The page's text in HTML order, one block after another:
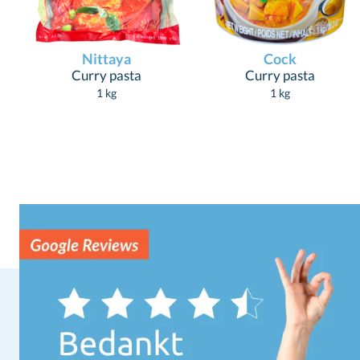
Nittaya
Curry pasta
1 kg
Cock
Curry pasta
1 kg